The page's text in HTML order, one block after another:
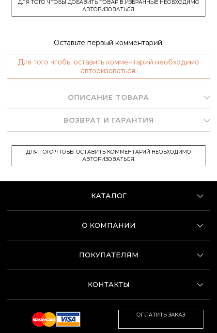
ДЛЯ ТОГО ЧТОБЫ ДОБАВИТЬ ТОВАР В ИЗБРАННЫЕ НЕОБХОДИМО
АВТОРИЗОВАТЬСЯ.
Оставьте первый комментарий.
Для того чтобы оставить комментарий необходимо
авторизоваться.
ОПИСАНИЕ ТОВАРА
ВОЗВРАТ И ГАРАНТИЯ
ДЛЯ ТОГО ЧТОБЫ ОСТАВИТЬ КОММЕНТАРИЙ НЕОБХОДИМО
АВТОРИЗОВАТЬСЯ.
КАТАЛОГ
О КОМПАНИИ
ПОКУПАТЕЛЯМ
КОНТАКТЫ
ОПЛАТИТЬ ЗАКАЗ